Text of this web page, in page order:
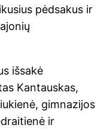
pėdsakus ir
išsakė
Kantauskas,
gimnazijos
ir